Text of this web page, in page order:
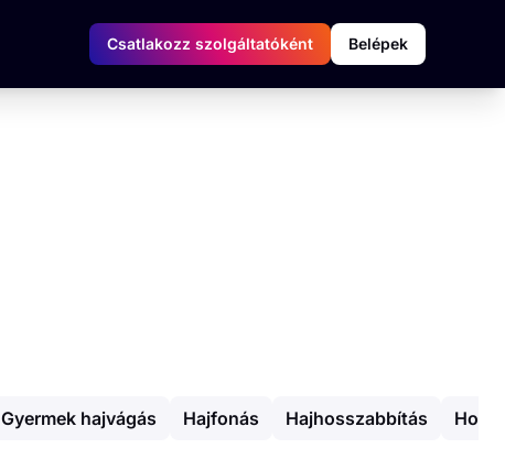
Csatlakozz szolgáltatóként Belépek
Gyermek hajvágás Hajfonás Hajhosszabbítás